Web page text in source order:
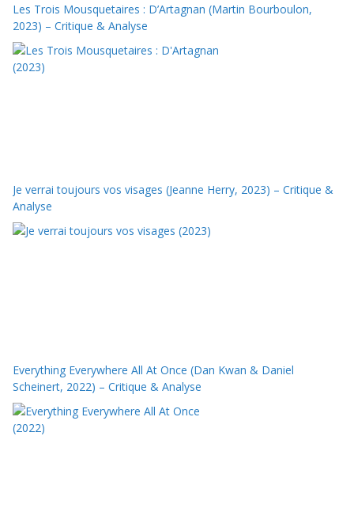
Les Trois Mousquetaires : D’Artagnan (Martin Bourboulon,
2023) – Critique & Analyse
Je verrai toujours vos visages (Jeanne Herry, 2023) – Critique &
Analyse
Everything Everywhere All At Once (Dan Kwan & Daniel
Scheinert, 2022) – Critique & Analyse